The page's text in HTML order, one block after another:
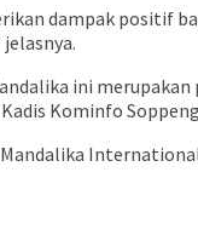
dampak positif
ini
Kominfo